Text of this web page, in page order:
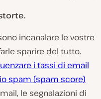
incanalare le vostre
sparire del tutto.
i tassi di email
spam (spam score)
le segnalazioni di